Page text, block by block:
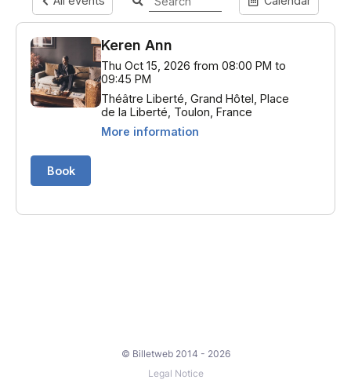
© Billetweb 2014 - 2026
Legal Notice